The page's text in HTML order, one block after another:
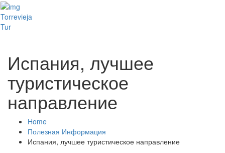
Torrevieja
Tur
Испания, лучшее
туристическое
направление
Home
Полезная Информация
Испания, лучшее туристическое направление